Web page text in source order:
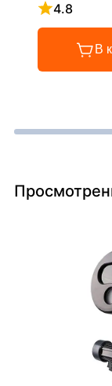
4.8
Рейтинг 4.8
В